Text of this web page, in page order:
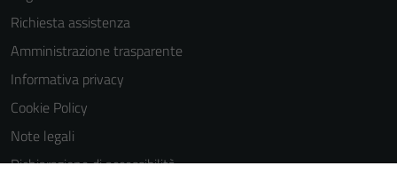
Richiesta assistenza
Amministrazione trasparente
Informativa privacy
Cookie Policy
Note legali
Dichiarazione di accessibilità